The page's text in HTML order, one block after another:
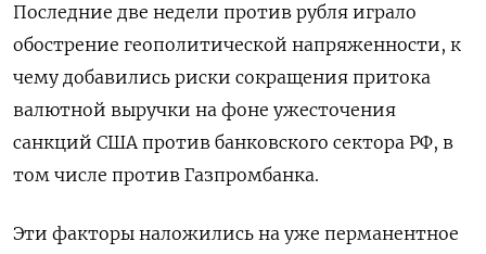
Последние две недели против рубля играло
обострение геополитической напряженности, к
чему добавились риски сокращения притока
валютной выручки на фоне ужесточения
санкций США против банковского сектора РФ, в
том числе против Газпромбанка.
Эти факторы наложились на уже перманентное